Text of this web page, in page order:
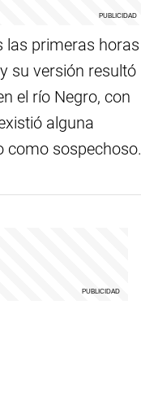
las primeras horas
su versión resultó
el río Negro, con
alguna
como sospechoso.